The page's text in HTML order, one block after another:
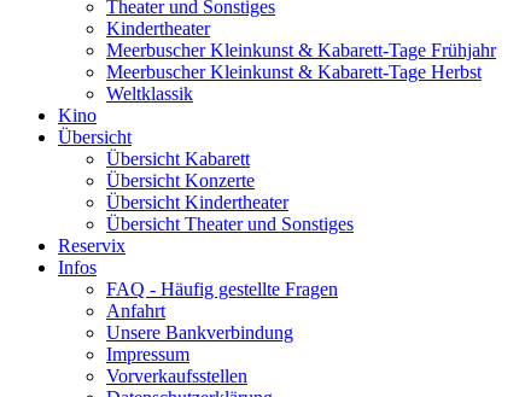
Theater und Sonstiges
Kindertheater
Meerbuscher Kleinkunst & Kabarett-Tage Frühjahr
Meerbuscher Kleinkunst & Kabarett-Tage Herbst
Weltklassik
Kino
Übersicht
Übersicht Kabarett
Übersicht Konzerte
Übersicht Kindertheater
Übersicht Theater und Sonstiges
Reservix
Infos
FAQ - Häufig gestellte Fragen
Anfahrt
Unsere Bankverbindung
Impressum
Vorverkaufsstellen